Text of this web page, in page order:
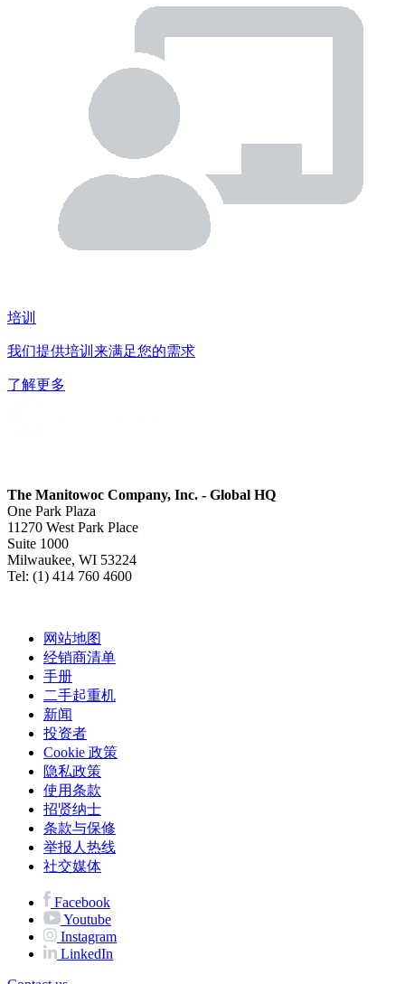
培训
我们提供培训来满足您的需求
了解更多
The Manitowoc Company, Inc. - Global HQ
One Park Plaza
11270 West Park Place
Suite 1000
Milwaukee, WI 53224
Tel: (1) 414 760 4600
网站地图
经销商清单
手册
二手起重机
新闻
投资者
Cookie 政策
隐私政策
使用条款
招贤纳士
条款与保修
举报人热线
社交媒体
Facebook
Youtube
Instagram
LinkedIn